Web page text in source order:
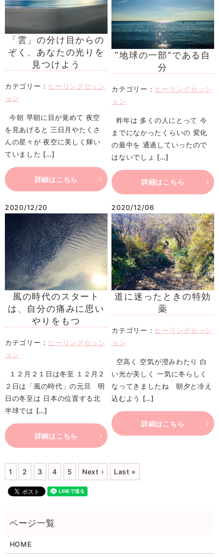
「雲」の分け目からの
ぞく、あなたの光りを
見つけよう
カテゴリー： ヒーリングセッシ
ョン
今朝 早朝に目が覚めて 夜空
を見あげると 三日月やたくさ
んの星々が 夜空に美しく輝い
ていました […]
詳細はこちら
”地球の一部”である自
分
カテゴリー： ヒーリングセッシ
ョン
昨年は 多くの人にとって 今
までになかったくらいの 変化
の最中を 通過していったので
はないでしょ […]
詳細はこちら
2020/12/20
風の時代のスタート
は、自分の痛みに思い
やりをもつ
カテゴリー： ヒーリングセッシ
ョン
１２月２１日は冬至 １２月２
２日は「風の時代」の元旦 明
日の冬至は 日本の位置する北
半球では […]
詳細はこちら
2020/12/06
道に迷ったときの特効
薬
カテゴリー： ヒーリングセッシ
ョン
空高く 空気が澄みわたり 白
い光が美しく 一気に冬らしく
なってきましたね 朝夕と冷え
込むよう […]
詳細はこちら
1 2 3 4 5 Next › Last »
HOME